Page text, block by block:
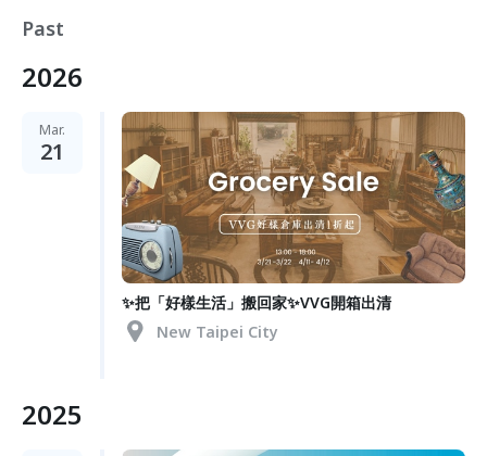
Past
2026
Mar.
21
✨把「好樣生活」搬回家✨VVG開箱出清
New Taipei City
2025